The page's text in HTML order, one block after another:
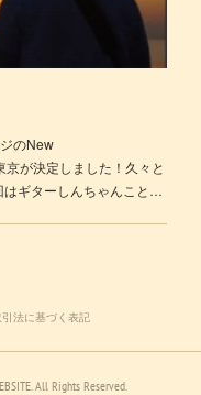
のNew
が決定しました！久々と
はギターしんちゃんこと…
法に基づく表記
All Rights Reserved.